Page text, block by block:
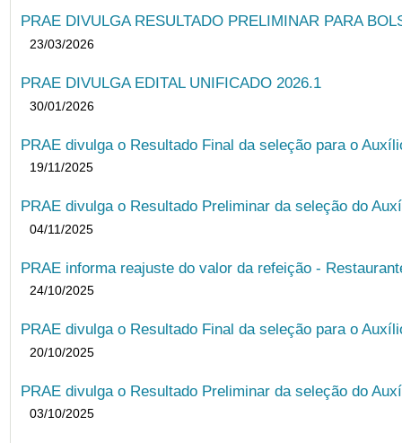
PRAE DIVULGA RESULTADO PRELIMINAR PARA
23/03/2026
PRAE DIVULGA EDITAL UNIFICADO 2026.1
30/01/2026
PRAE divulga o Resultado Final da seleção para o
19/11/2025
PRAE divulga o Resultado Preliminar da seleção do
04/11/2025
PRAE informa reajuste do valor da refeição -
24/10/2025
PRAE divulga o Resultado Final da seleção para o
20/10/2025
PRAE divulga o Resultado Preliminar da seleção do
03/10/2025